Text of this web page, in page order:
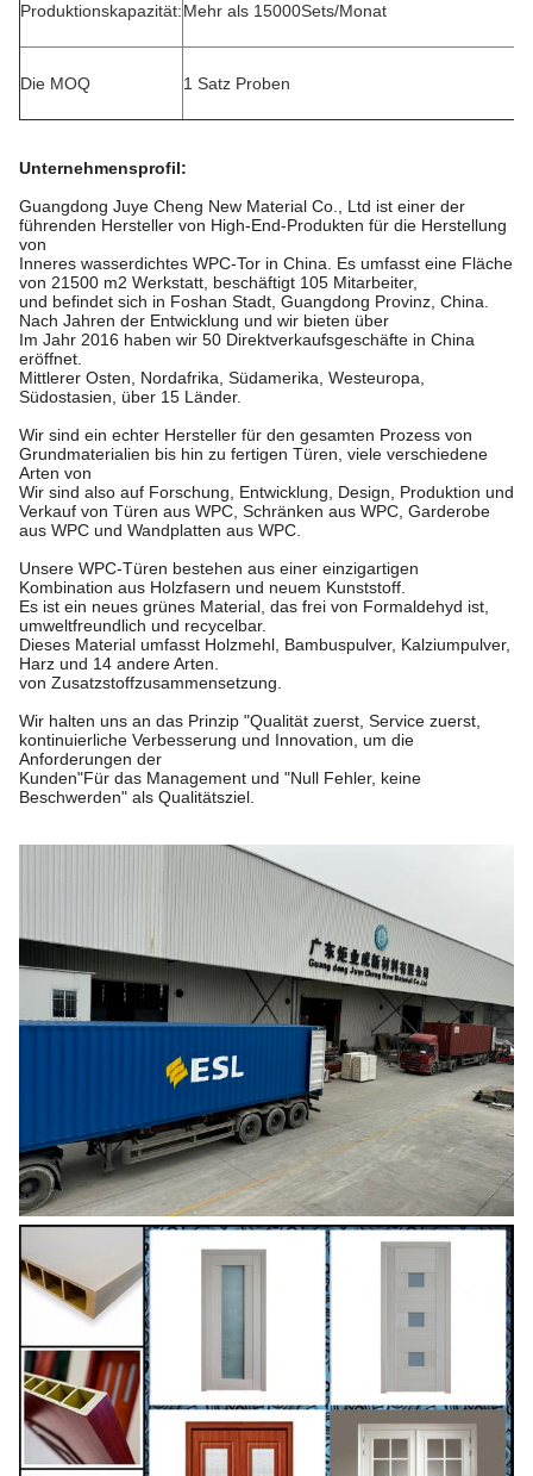
Produktionskapazität:Mehr als 15000Sets/Monat
Die MOQ 1 Satz Proben
Unternehmensprofil:
Guangdong Juye Cheng New Material Co., Ltd ist einer der
führenden Hersteller von High-End-Produkten für die Herstellung
von
Inneres wasserdichtes WPC-Tor in China. Es umfasst eine Fläche
von 21500 m2 Werkstatt, beschäftigt 105 Mitarbeiter,
und befindet sich in Foshan Stadt, Guangdong Provinz, China.
Nach Jahren der Entwicklung und wir bieten über
Im Jahr 2016 haben wir 50 Direktverkaufsgeschäfte in China
eröffnet.
Mittlerer Osten, Nordafrika, Südamerika, Westeuropa,
Südostasien, über 15 Länder.
Wir sind ein echter Hersteller für den gesamten Prozess von
Grundmaterialien bis hin zu fertigen Türen, viele verschiedene
Arten von
Wir sind also auf Forschung, Entwicklung, Design, Produktion und
Verkauf von Türen aus WPC, Schränken aus WPC, Garderobe
aus WPC und Wandplatten aus WPC.
Unsere WPC-Türen bestehen aus einer einzigartigen
Kombination aus Holzfasern und neuem Kunststoff.
Es ist ein neues grünes Material, das frei von Formaldehyd ist,
umweltfreundlich und recycelbar.
Dieses Material umfasst Holzmehl, Bambuspulver, Kalziumpulver,
Harz und 14 andere Arten.
von Zusatzstoffzusammensetzung.
Wir halten uns an das Prinzip "Qualität zuerst, Service zuerst,
kontinuierliche Verbesserung und Innovation, um die
Anforderungen der
Kunden"Für das Management und "Null Fehler, keine
Beschwerden" als Qualitätsziel.